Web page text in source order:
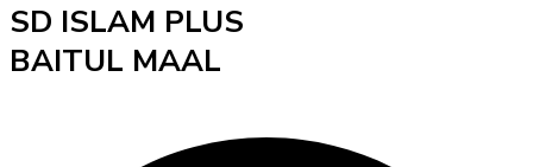
SD ISLAM PLUS
BAITUL MAAL